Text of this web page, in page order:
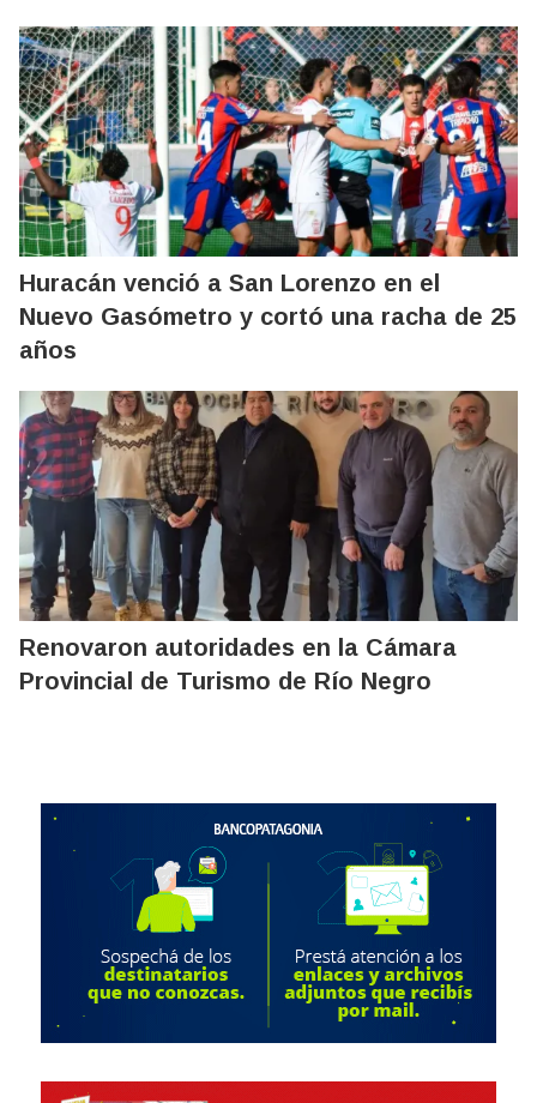
Huracán venció a San Lorenzo en el
Nuevo Gasómetro y cortó una racha de 25
años
Renovaron autoridades en la Cámara
Provincial de Turismo de Río Negro